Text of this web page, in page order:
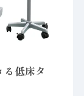
低床タ